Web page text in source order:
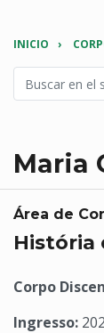
INICIO
Maria
Área de
História
Corpo
Ingresso: